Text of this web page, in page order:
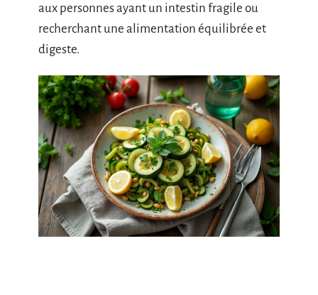
aux personnes ayant un intestin fragile ou
recherchant une alimentation équilibrée et
digeste.